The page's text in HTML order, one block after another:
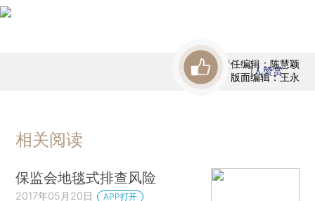
责任编辑：陈慧颖
版面编辑：王永
1人赞赏
相关阅读
保监会地毯式排查风险
2017年05月20日 APP打开